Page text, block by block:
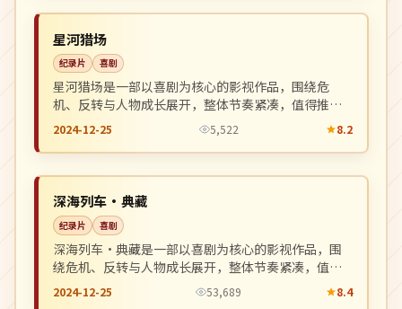
美国
星河猎场
纪录片 喜剧
星河猎场是一部以喜剧为核心的影视作品，围绕危
机、反转与人物成长展开，整体节奏紧凑，值得推荐
观看。
2024-12-25 5,522 8.2
日本
深海列车·典藏
纪录片 喜剧
深海列车·典藏是一部以喜剧为核心的影视作品，围
绕危机、反转与人物成长展开，整体节奏紧凑，值得
推荐观看。
2024-12-25 53,689 8.4